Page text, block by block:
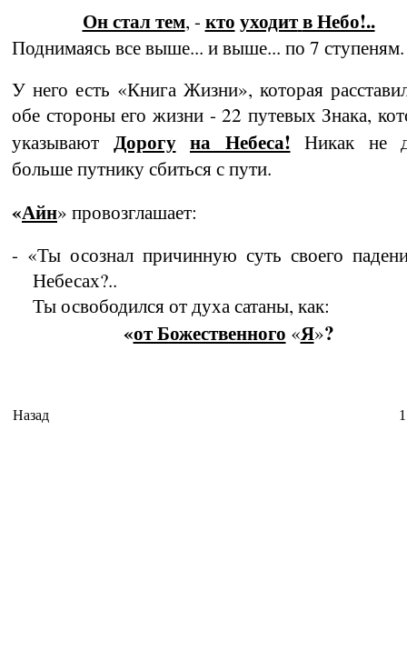
Он стал тем, - ктоуходитв Небо!..
Поднимаясь все выше... и выше... по 7 ступеням.
У него есть «Книга Жизни», которая
обе стороны его жизни - 22 путевых Знака,
указывают Дорогу на Небеса! Никак не
больше путнику сбиться с пути.
«Айн» провозглашает:
- «Ты осознал причинную суть своего
Небесах?..
Ты освободился от духа сатаны, как:
«от Божественного «Я»?
Назад 1